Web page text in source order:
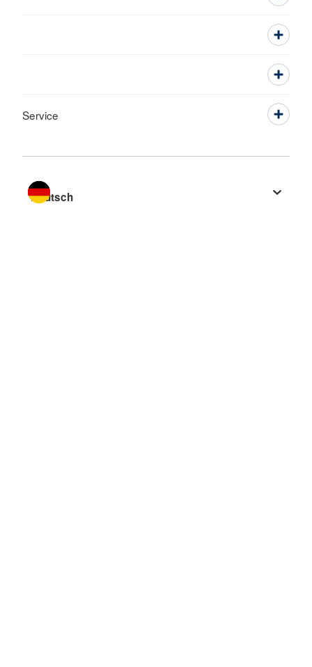
Service
Sprache wechseln zu